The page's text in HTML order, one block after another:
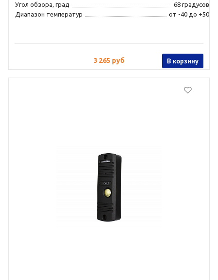
Угол обзора, град
68 градусов
Диапазон температур
от -40 до +50
3 265 руб В корзину